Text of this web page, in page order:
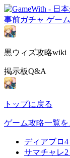
事前ガチャ ゲー
黒ウィズ攻略wiki
掲示板Q&A
トップに戻る
ゲーム攻略一覧を
ディアブロ
サマチャレ